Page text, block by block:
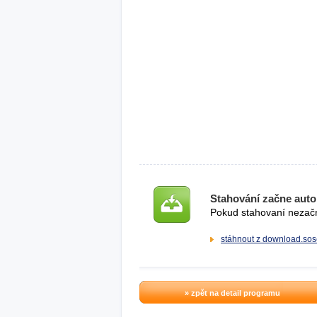
Stahování začne
Pokud stahovaní
stáhnout z
» zpět na detail programu